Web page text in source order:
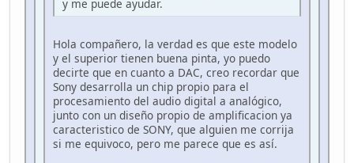
y me puede ayudar.
Hola compañero, la verdad es que este modelo
y el superior tienen buena pinta, yo puedo
decirte que en cuanto a DAC, creo recordar que
Sony desarrolla un chip propio para el
procesamiento del audio digital a analógico,
junto con un diseño propio de amplificacion ya
caracteristico de SONY, que alguien me corrija
si me equivoco, pero me parece que es así.